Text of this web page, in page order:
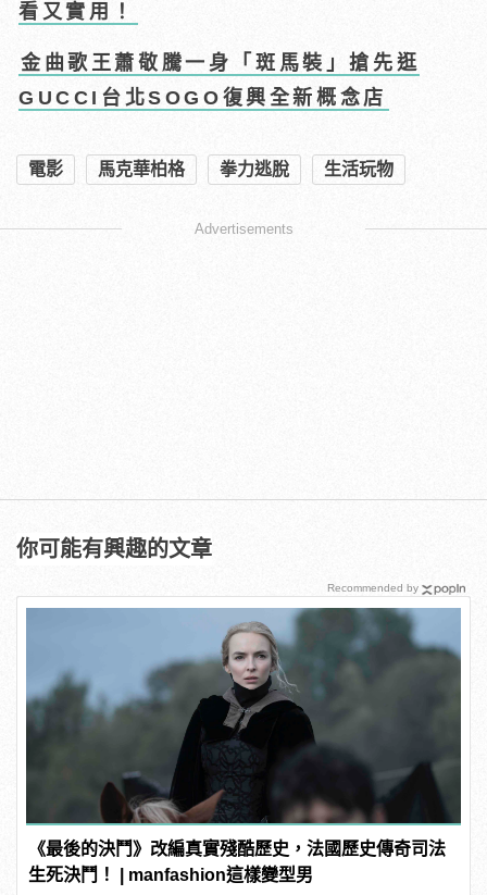
看又實用！
金曲歌王蕭敬騰一身「斑馬裝」搶先逛
GUCCI台北SOGO復興全新概念店
電影 馬克華柏格 拳力逃脫 生活玩物
Advertisements
你可能有興趣的文章
《最後的決鬥》改編真實殘酷歷史，法國歷史傳奇司法
生死決鬥！ | manfashion這樣變型男
Recommended by